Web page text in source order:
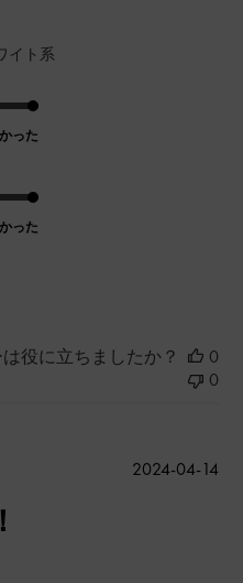
イト系
った
った
役に立ちましたか？
0
0
公
2024-04-14